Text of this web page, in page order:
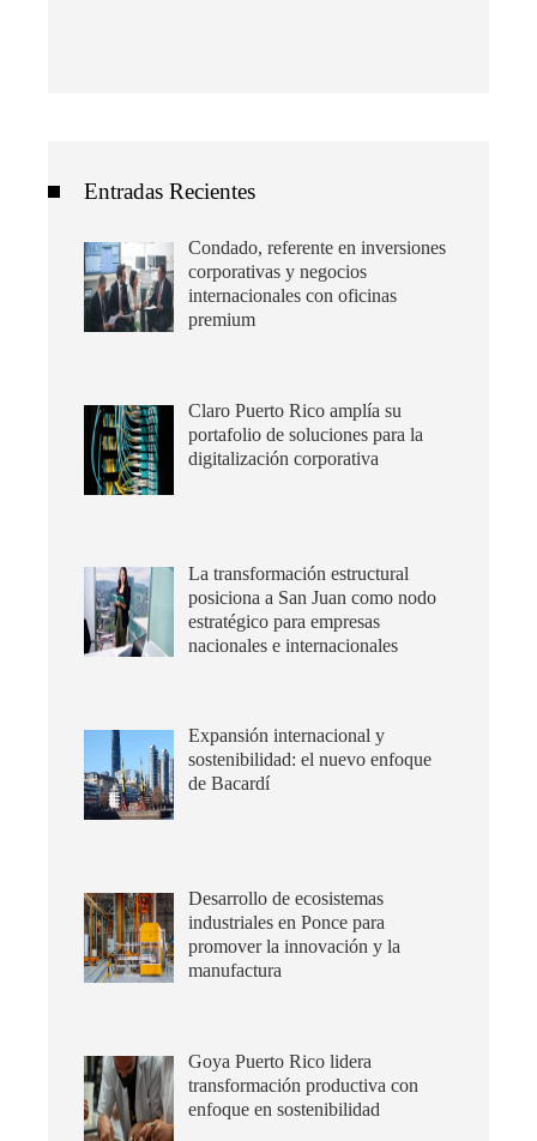
Entradas Recientes
Condado, referente en inversiones
corporativas y negocios
internacionales con oficinas
premium
Claro Puerto Rico amplía su
portafolio de soluciones para la
digitalización corporativa
La transformación estructural
posiciona a San Juan como nodo
estratégico para empresas
nacionales e internacionales
Expansión internacional y
sostenibilidad: el nuevo enfoque
de Bacardí
Desarrollo de ecosistemas
industriales en Ponce para
promover la innovación y la
manufactura
Goya Puerto Rico lidera
transformación productiva con
enfoque en sostenibilidad